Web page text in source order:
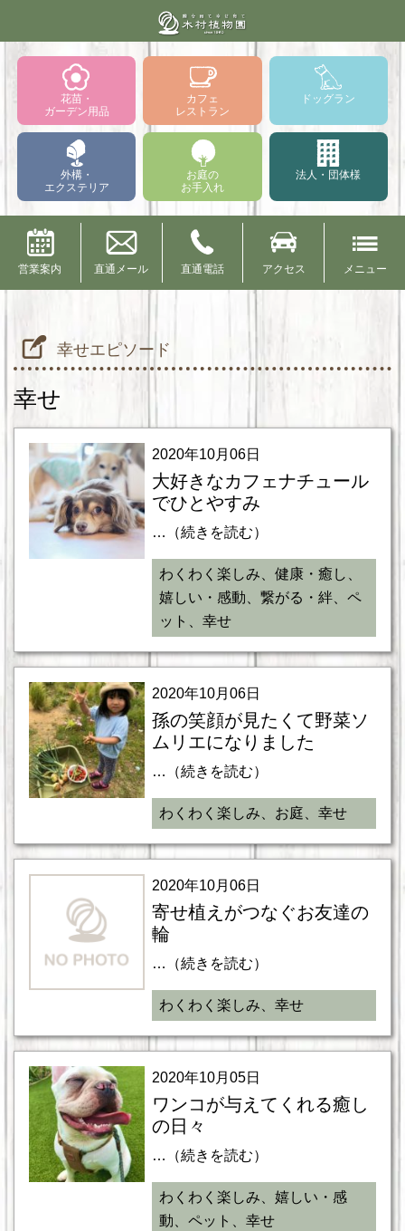
花苗・
ガーデン用品
カフェ
レストラン
ドッグラン
外構・
エクステリア
お庭の
お手入れ
法人・団体様
営業案内 直通メール 直通電話 アクセス メニュー
幸せエピソード
幸せ
2020年10月06日
大好きなカフェナチュール
でひとやすみ
…（続きを読む）
わくわく楽しみ、健康・癒し、
嬉しい・感動、繋がる・絆、ペ
ット、幸せ
2020年10月06日
孫の笑顔が見たくて野菜ソ
ムリエになりました
…（続きを読む）
わくわく楽しみ、お庭、幸せ
2020年10月06日
寄せ植えがつなぐお友達の
輪
…（続きを読む）
わくわく楽しみ、幸せ
2020年10月05日
ワンコが与えてくれる癒し
の日々
…（続きを読む）
わくわく楽しみ、嬉しい・感
動、ペット、幸せ